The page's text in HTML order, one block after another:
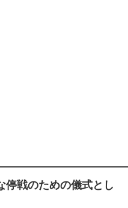
停戦のための儀式とし